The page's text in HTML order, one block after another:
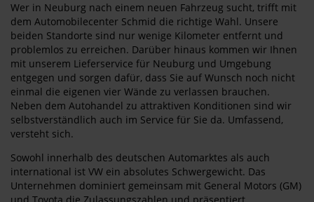
Wer in Neuburg nach einem neuen Fahrzeug sucht, trifft mit
dem Automobilecenter Schmid die richtige Wahl. Unsere
beiden Standorte sind nur wenige Kilometer entfernt und
problemlos zu erreichen. Darüber hinaus kommen wir Ihnen
mit unserem Lieferservice für Neuburg und Umgebung
entgegen und sorgen dafür, dass Sie auf Wunsch noch nicht
einmal die eigenen vier Wände zu verlassen brauchen.
Neben dem Autohandel zu attraktiven Konditionen sind wir
selbstverständlich auch im Service für Sie da. Umfassend,
versteht sich.
Sowohl innerhalb des deutschen Automarktes als auch
international ist VW ein absolutes Schwergewicht. Das
Unternehmen dominiert gemeinsam mit General Motors (GM)